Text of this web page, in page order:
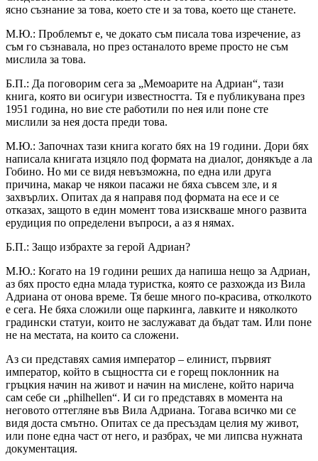
ясно съзнание за това, което сте и за това, което ще станете.
М.Ю.: Проблемът е, че докато съм писала това изречение, аз
съм го съзнавала, но през останалото време просто не съм
мислила за това.
Б.П.: Да поговорим сега за „Мемоарите на Адриан“, тази
книга, която ви осигури известността. Тя е публикувана през
1951 година, но вие сте работили по нея или поне сте
мислили за нея доста преди това.
М.Ю.: Започнах тази книга когато бях на 19 години. Дори бях
написала книгата изцяло под формата на диалог, донякъде а ла
Гобино. Но ми се видя невъзможна, по една или друга
причина, макар че някои пасажи не бяха съвсем зле, и я
захвърлих. Опитах да я направя под формата на есе и се
отказах, защото в един момент това изискваше много развита
ерудиция по определени въпроси, а аз я нямах.
Б.П.: Защо избрахте за герой Адриан?
М.Ю.: Когато на 19 години реших да напиша нещо за Адриан,
аз бях просто една млада туристка, която се разхожда из Вила
Адриана от онова време. Тя беше много по-красива, отколкото
е сега. Не бяха сложили още паркинга, лавките и няколкото
градински статуи, които не заслужават да бъдат там. Или поне
не на местата, на които са сложени.
Аз си представях самия император – елинист, първият
император, който в същността си е горещ поклонник на
гръцкия начин на живот и начин на мислене, който нарича
сам себе си „philhellen“. И си го представях в момента на
неговото оттегляне във Вила Адриана. Тогава всичко ми се
видя доста смътно. Опитах се да пресъздам целия му живот,
или поне една част от него, и разбрах, че ми липсва нужната
документация.